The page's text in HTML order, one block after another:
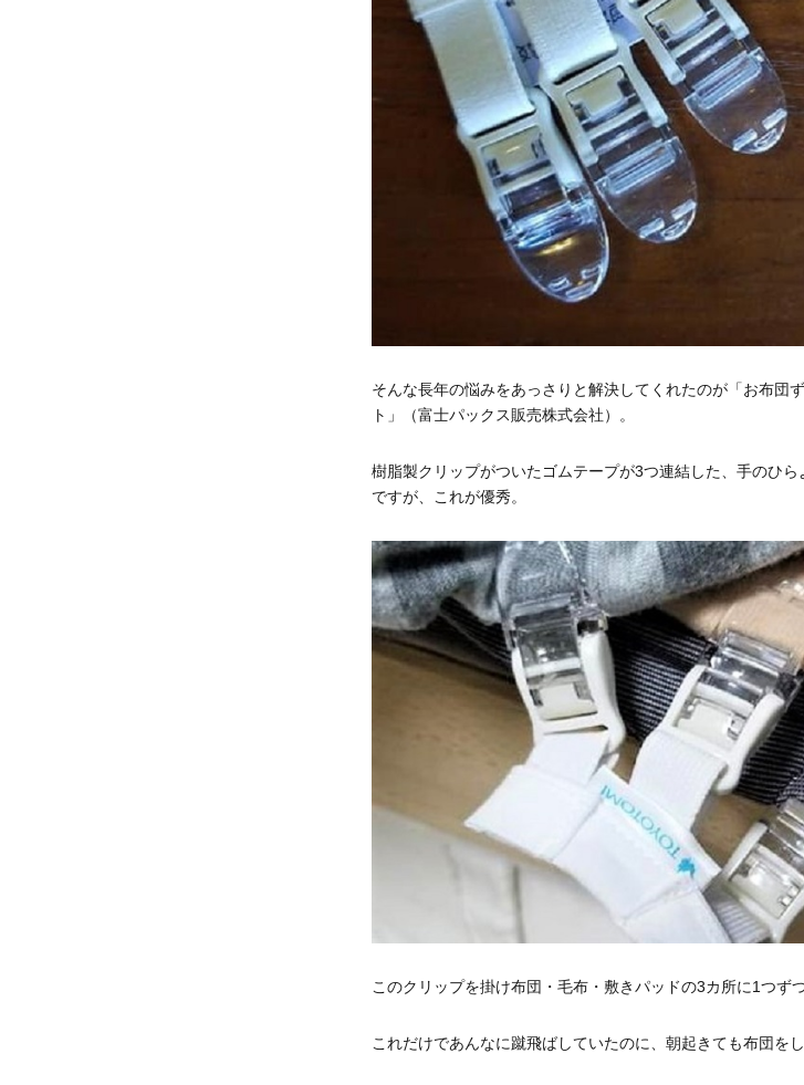
そんな長年の悩みをあっさりと解決してくれたのが「お布団
ト」（富士パックス販売株式会社）。
樹脂製クリップがついたゴムテープが3つ連結した、手のひ
ですが、これが優秀。
このクリップを掛け布団・毛布・敷きパッドの3カ所に1つず
これだけであんなに蹴飛ばしていたのに、朝起きても布団を